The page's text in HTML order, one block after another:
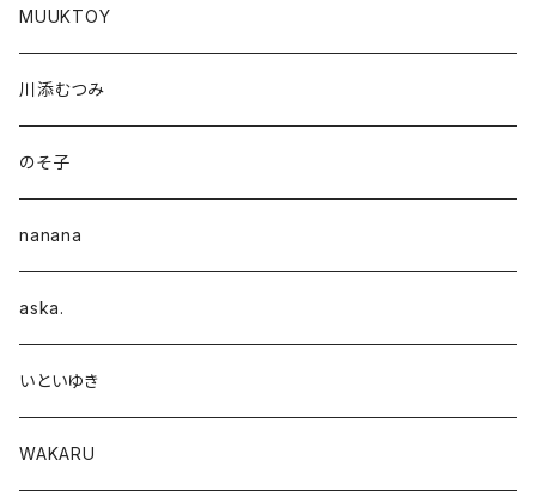
MUUKTOY
川添むつみ
のそ子
nanana
aska.
いといゆき
WAKARU